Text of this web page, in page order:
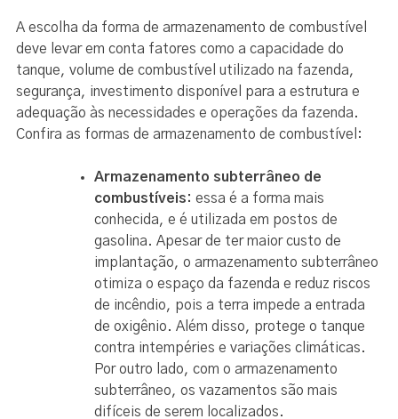
A escolha da forma de armazenamento de combustível
deve levar em conta fatores como a capacidade do
tanque, volume de combustível utilizado na fazenda,
segurança, investimento disponível para a estrutura e
adequação às necessidades e operações da fazenda.
Confira as formas de armazenamento de combustível:
Armazenamento subterrâneo de
combustíveis: essa é a forma mais
conhecida, e é utilizada em postos de
gasolina. Apesar de ter maior custo de
implantação, o armazenamento subterrâneo
otimiza o espaço da fazenda e reduz riscos
de incêndio, pois a terra impede a entrada
de oxigênio. Além disso, protege o tanque
contra intempéries e variações climáticas.
Por outro lado, com o armazenamento
subterrâneo, os vazamentos são mais
difíceis de serem localizados.